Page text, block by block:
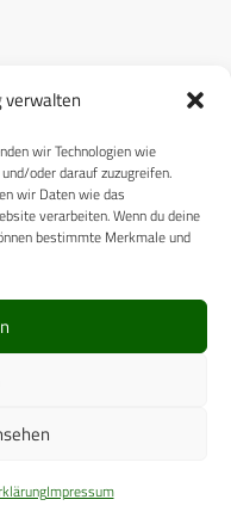
verwalten
wir Technologien wie
oder darauf zuzugreifen.
wir Daten wie das
verarbeiten. Wenn du deine
bestimmte Merkmale und
Impressum
vorbehalten